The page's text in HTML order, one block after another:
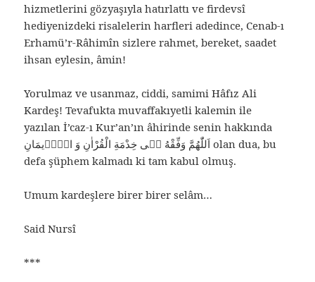
hizmetlerini gözyaşıyla hatırlattı ve firdevsî
hediyenizdeki risalelerin harfleri adedince, Cenab-ı
Erhamü’r-Râhimîn sizlere rahmet, bereket, saadet
ihsan eylesin, âmin!
Yorulmaz ve usanmaz, ciddi, samimi Hâfız Ali
Kardeş! Tevafukta muvaffakıyetli kalemin ile
yazılan İ’caz-ı Kur’an’ın âhirinde senin hakkında
اَللّٰهُمَّ وَفِّقْهُ فٖى خِدْمَةِ الْقُرْاٰنِ وَ الْاٖيمَانِ olan dua, bu
defa şüphem kalmadı ki tam kabul olmuş.
Umum kardeşlere birer birer selâm…
Said Nursî
***